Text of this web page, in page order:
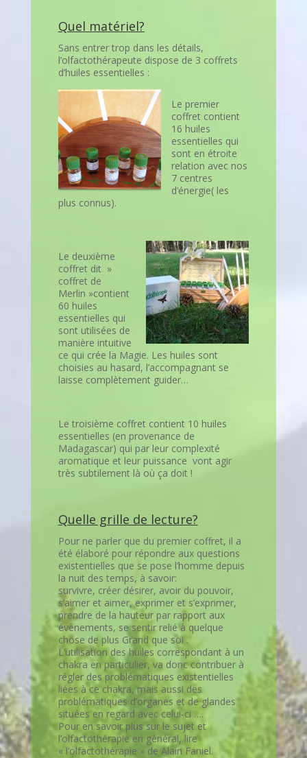
Quel matériel?
Sans entrer trop dans les détails,
l’olfactothérapeute dispose de 3 coffrets
d’huiles essentielles :
Le premier
coffret contient
16 huiles
essentielles qui
sont en étroite
relation avec nos
7 centres
d’énergie( les
plus connus).
Le deuxième
coffret dit »
coffret de
Merlin »contient
60 huiles
essentielles qui
sont utilisées de
manière intuitive
ce qui crée la Magie. Les huiles sont
choisies au hasard, l’accompagnant se
laisse complètement guider…
Le troisième coffret contient 10 huiles
essentielles (en provenance de
Madagascar) qui par leur complexité
aromatique et leur puissance vont agir
très subtilement là où ça doit !
Quelle grille de lecture?
Pour ne parler que du premier coffret, il a
été élaboré pour répondre aux questions
existentielles que se pose l’homme depuis
la nuit des temps, à savoir:
survivre, créer désirer, avoir du pouvoir,
s’aimer et aimer, exprimer et s’exprimer,
prendre de la hauteur par rapport aux
évènements, se sentir relié à quelque
chose de plus Grand que soi .
L’utilisation des huiles correspondant à un
chakra en particulier, va donc contribuer à
régler des problématiques existentielles
liées à ce chakra, mais aussi des
problématiques d’organes et de glandes
situées en regard avec celui-ci ….
Pour en savoir plus sur le sujet et
l’olfactothérapie en général, lire
« l’olfactothérapie » de Alain Faniel.